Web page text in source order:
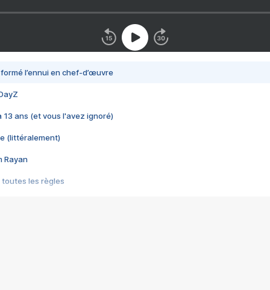
l’ennui en chef-d’œuvre
13 ans (et vous l'avez ignoré)
(littéralement)
Rayan
toutes les règles